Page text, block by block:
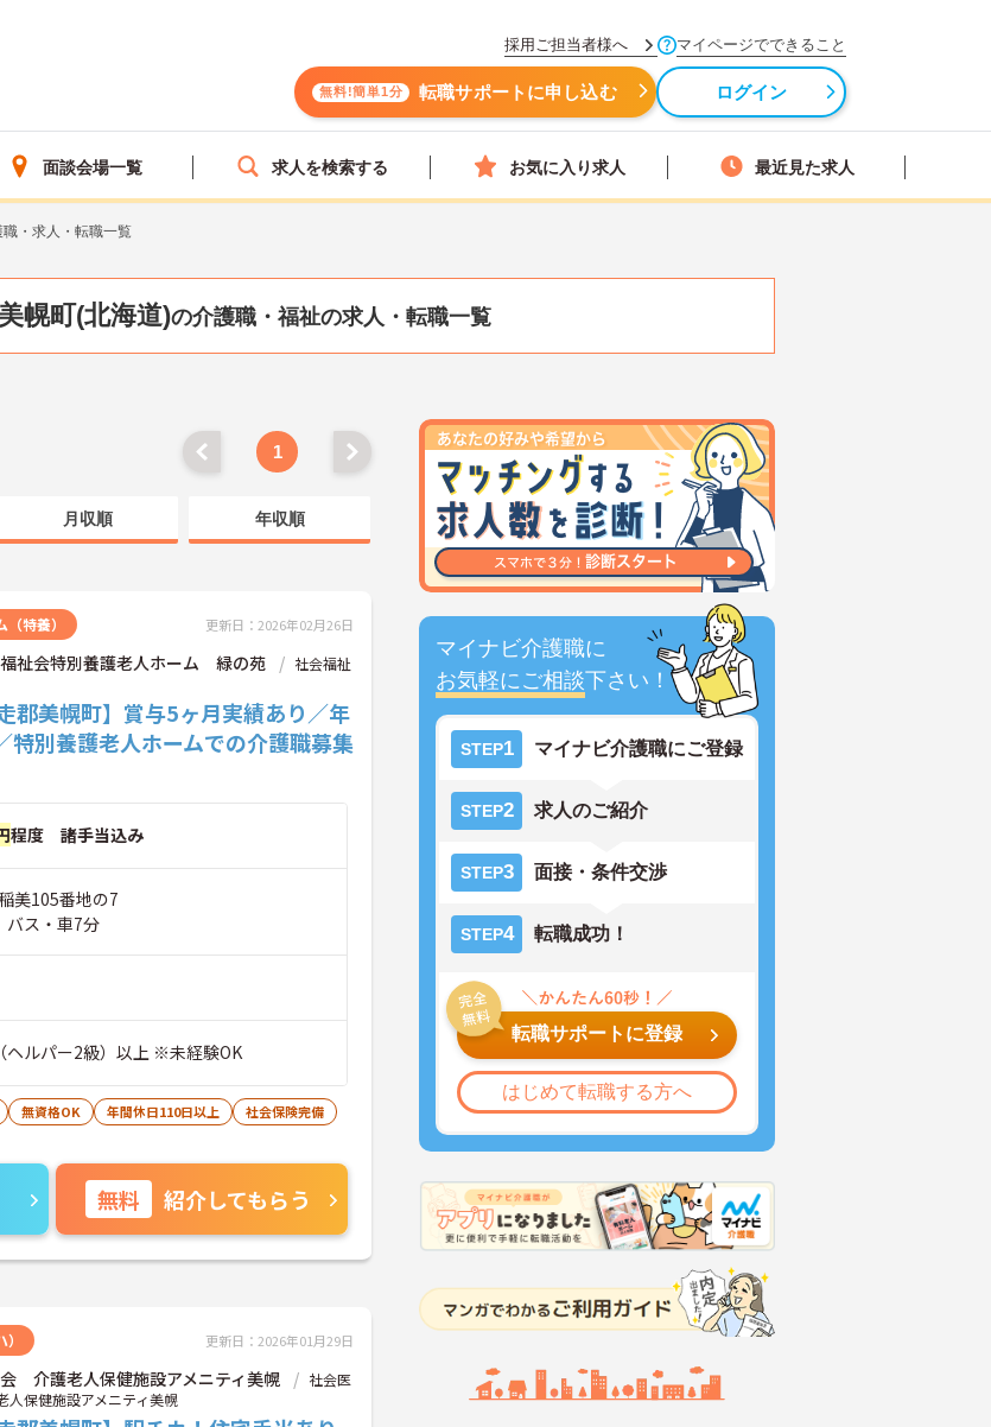
採用ご担当者様へ マイページでできること
無料!簡単1分 転職サポートに申し込む ログイン
面談会場一覧 求人を検索する お気に入り求人 最近見た求人
・求人・転職一覧
幌町(北海道)の介護職・福祉の求人・転職一覧
マイナビ介護職に
お気軽にご相談下さい！
STEP1 マイナビ介護職にご登録
STEP2 求人のご紹介
STEP3 面接・条件交渉
STEP4 転職成功！
転職サポートに登録
はじめて転職する方へ
1
月収順 年収順
特養） 更新日：2026年02月26日
祉会特別養護老人ホーム 緑の苑
社会福祉
郡美幌町】賞与5ヶ月実績あり／年
特別養護老人ホームでの介護職募集
程度 諸手当込み
美105番地の7
バス・車7分
ルパー2級）以上 ※未経験OK
無資格OK 年間休日110日以上
社会保険完備
無料 紹介してもらう
更新日：2026年01月29日
介護老人保健施設アメニティ美幌
社会医
保健施設アメニティ美幌